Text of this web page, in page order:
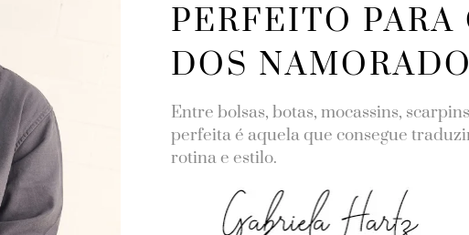
PERFEITO PARA
DOS
Entre bolsas, botas, mocassins,
perfeita é aquela que consegue
rotina e estilo.